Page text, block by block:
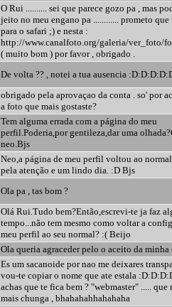
O Rui .......... sei que parece gozo pa , mas
jeito no meu engano pa ............ prometo
para o safari ;) e nesta :
http://www.canalfoto.org/galeria/ver_foto/
( muito bom ) por favor , obrigado .
De volta ?? , notei a tua ausencia
obrigado pela aprovaçao da conta . so' por
a foto que mais gostaste?
Tem alguma errada com a página do meu
perfil.Poderia,por gentileza,dar uma
neo.Bjs
Neo,a página de meu perfil voltou ao
pela atenção e um lindo dia. :D Bjs
Ola pa , tas bom ?
Olá Rui.Tudo bem?Então,escrevi-te ja faz
tempo...não tem mesmo como voltar a
meu perfil ao seu normal? :( Beijo
Ola queria agraceder pelo o aceito da minha
Es um sacanoide por nao me deixares
vou-te copiar o nome que ate estala
achas que te fica bem ? "webmaster" .....
mais chunga , bhahahahhahahaha